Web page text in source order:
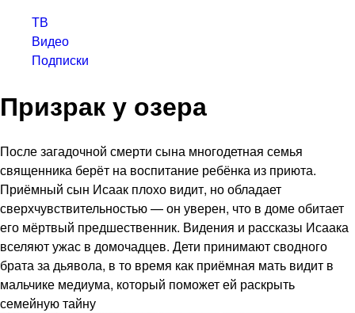
ТВ
Видео
Подписки
Призрак у озера
После загадочной смерти сына многодетная семья
священника берёт на воспитание ребёнка из приюта.
Приёмный сын Исаак плохо видит, но обладает
сверхчувствительностью — он уверен, что в доме обитает
его мёртвый предшественник. Видения и рассказы Исаака
вселяют ужас в домочадцев. Дети принимают сводного
брата за дьявола, в то время как приёмная мать видит в
мальчике медиума, который поможет ей раскрыть
семейную тайну